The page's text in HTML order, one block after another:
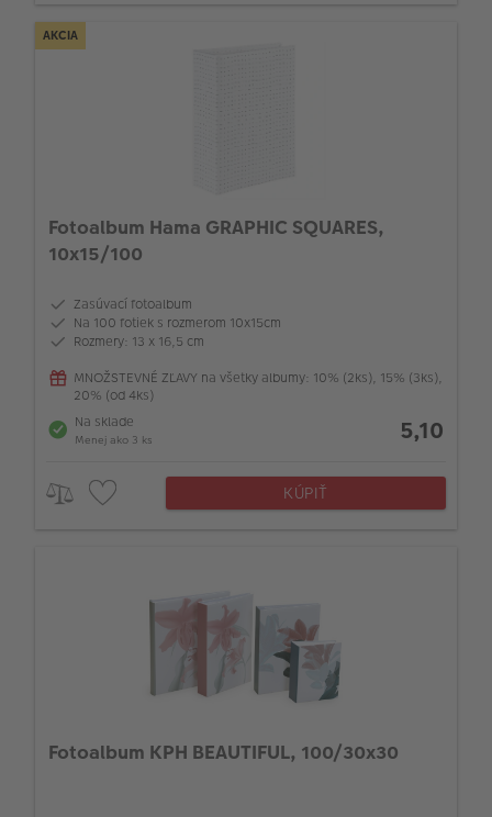
AKCIA
Fotoalbum Hama GRAPHIC SQUARES,
10x15/100
Zasúvací fotoalbum
Na 100 fotiek s rozmerom 10x15cm
Rozmery: 13 x 16,5 cm
MNOŽSTEVNÉ ZĽAVY na všetky albumy: 10% (2ks), 15% (3ks),
20% (od 4ks)
Na sklade
Menej ako 3 ks 5,10
KÚPIŤ
Fotoalbum KPH BEAUTIFUL, 100/30x30